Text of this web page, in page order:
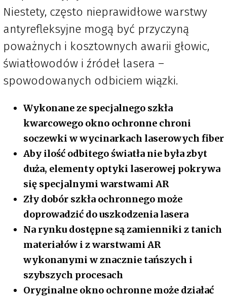
Niestety, często nieprawidłowe warstwy
antyrefleksyjne mogą być przyczyną
poważnych i kosztownych awarii głowic,
światłowodów i źródeł lasera –
spowodowanych odbiciem wiązki.
Wykonane ze specjalnego szkła
kwarcowego okno ochronne chroni
soczewki w wycinarkach laserowych fiber
Aby ilość odbitego światła nie była zbyt
duża, elementy optyki laserowej pokrywa
się specjalnymi warstwami AR
Zły dobór szkła ochronnego może
doprowadzić do uszkodzenia lasera
Na rynku dostępne są zamienniki z tanich
materiałów i z warstwami AR
wykonanymi w znacznie tańszych i
szybszych procesach
Oryginalne okno ochronne może działać